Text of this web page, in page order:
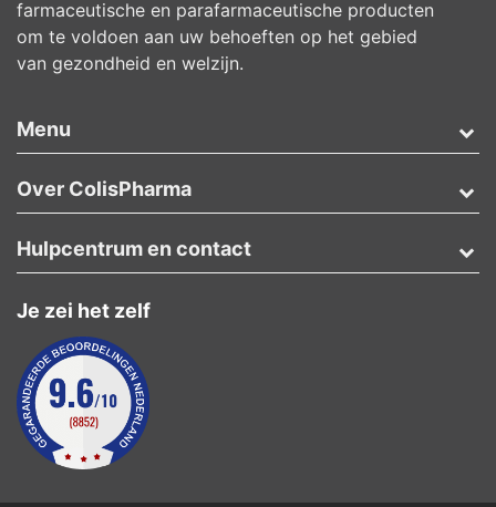
farmaceutische en parafarmaceutische producten
om te voldoen aan uw behoeften op het gebied
van gezondheid en welzijn.
Menu
Over ColisPharma
Je zei het zelf
Hulpcentrum en contact